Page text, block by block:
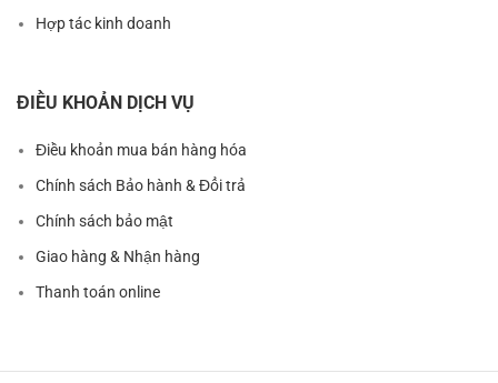
Hợp tác kinh doanh
ĐIỀU KHOẢN DỊCH VỤ
Điều khoản mua bán hàng hóa
Chính sách Bảo hành & Đổi trả
Chính sách bảo mật
Giao hàng & Nhận hàng
Thanh toán online